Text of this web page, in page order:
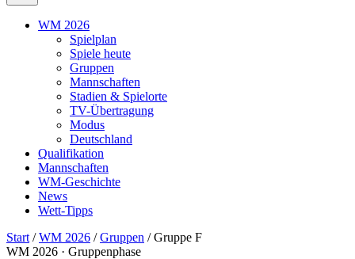
WM 2026
Spielplan
Spiele heute
Gruppen
Mannschaften
Stadien & Spielorte
TV-Übertragung
Modus
Deutschland
Qualifikation
Mannschaften
WM-Geschichte
News
Wett-Tipps
Start /WM 2026 /Gruppen / Gruppe F
WM 2026 · Gruppenphase